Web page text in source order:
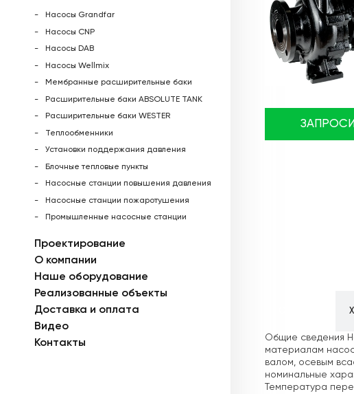
Насосы Grandfar
Насосы CNP
Насосы DAB
Насосы Wellmix
Мембранные расширительные баки
Расширительные баки ABSOLUTE TANK
Расширительные баки WESTER
Теплообменники
Установки поддержания давления
Блочные тепловые пункты
Насосные станции повышения давления
Насосные станции пожаротушения
Промышленные насосные станции
Проектирование
О компании
Наше оборудование
Реализованные объекты
Доставка и оплата
Видео
Контакты
Общие сведения
материалам
валом, осевым
номинальные
Температура